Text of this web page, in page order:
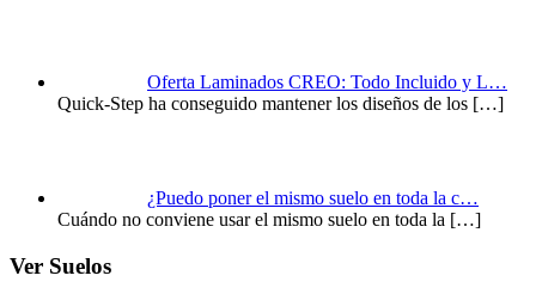
Oferta Laminados CREO: Todo Incluido y L…
Quick-Step ha conseguido mantener los diseños de los […]
¿Puedo poner el mismo suelo en toda la c…
Cuándo no conviene usar el mismo suelo en toda la […]
Ver Suelos